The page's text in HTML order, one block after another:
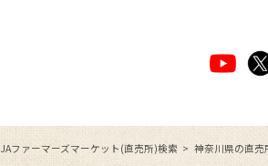
JAファーマーズマーケット(直売所)検索 神奈川県の直売